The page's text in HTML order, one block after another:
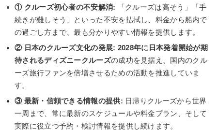
① クルーズ初心者の不安解消: 「クルーズは高そう」「手
続きが難しそう」といった不安を払拭し、料金から船内で
の過ごし方まで、最も分かりやすい情報を提供します。
② 日本のクルーズ文化の発展: 2028年に日本発着開始が期
待されるディズニークルーズの成功を見据え、国内のクル
ーズ旅行ファンを倍増させるための活動を推進していま
す。
③ 最新・信頼できる情報の提供: 日帰りクルーズから世界
一周まで、常に最新のスケジュールや料金プラン、そして
実際に役立つ予約・検討情報を提供し続けます。